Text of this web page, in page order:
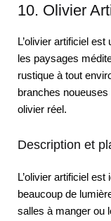
10. Olivier
L’olivier artificiel
les paysages
rustique à tout
branches noueuses
olivier réel.
Description et
L’olivier artificiel
beaucoup de
salles à manger ou